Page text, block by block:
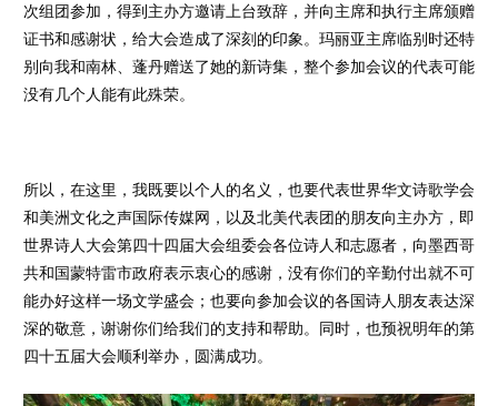
次组团参加，得到主办方邀请上台致辞，并向主席和执行主席颁赠
证书和感谢状，给大会造成了深刻的印象。玛丽亚主席临别时还特
别向我和南林、蓬丹赠送了她的新诗集，整个参加会议的代表可能
没有几个人能有此殊荣。
所以，在这里，我既要以个人的名义，也要代表世界华文诗歌学会
和美洲文化之声国际传媒网，以及北美代表团的朋友向主办方，即
世界诗人大会第四十四届大会组委会各位诗人和志愿者，向墨西哥
共和国蒙特雷市政府表示衷心的感谢，没有你们的辛勤付出就不可
能办好这样一场文学盛会；也要向参加会议的各国诗人朋友表达深
深的敬意，谢谢你们给我们的支持和帮助。同时，也预祝明年的第
四十五届大会顺利举办，圆满成功。